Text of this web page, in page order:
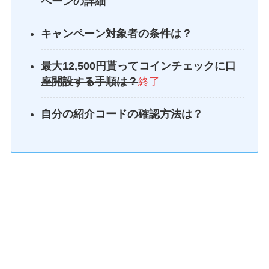
キャンペーン対象者の条件は？
最大12,500円貰ってコインチェックに口
座開設する手順は？終了
自分の紹介コードの確認方法は？